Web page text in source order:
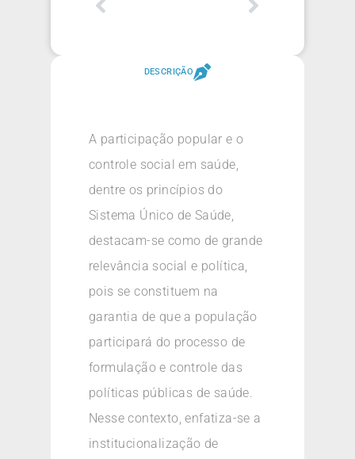
DESCRIÇÃO
A participação popular e o
controle social em saúde,
dentre os princípios do
Sistema Único de Saúde,
destacam-se como de grande
relevância social e política,
pois se constituem na
garantia de que a população
participará do processo de
formulação e controle das
políticas públicas de saúde.
Nesse contexto, enfatiza-se a
institucionalização de